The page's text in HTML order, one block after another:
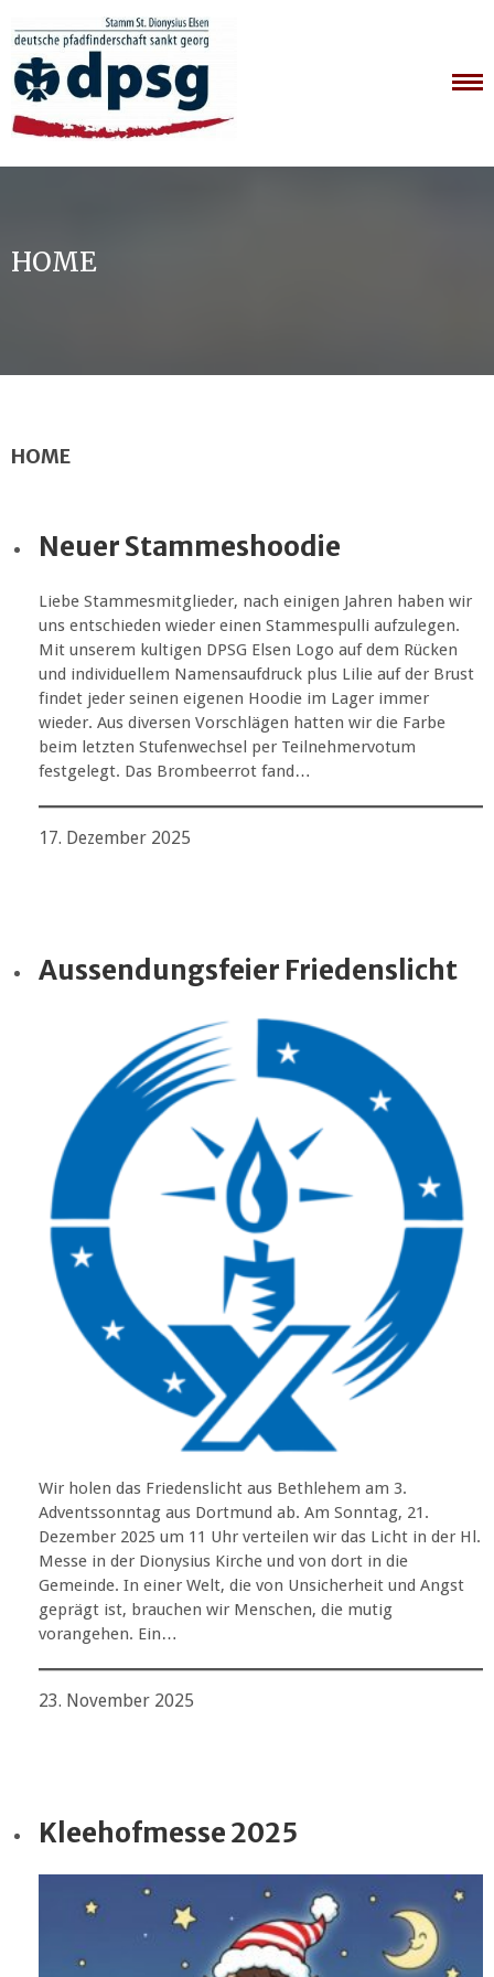
to
content
HOME
HOME
Neuer Stammeshoodie
Liebe Stammesmitglieder, nach einigen Jahren haben wir
uns entschieden wieder einen Stammespulli aufzulegen.
Mit unserem kultigen DPSG Elsen Logo auf dem Rücken
und individuellem Namensaufdruck plus Lilie auf der Brust
findet jeder seinen eigenen Hoodie im Lager immer
wieder. Aus diversen Vorschlägen hatten wir die Farbe
beim letzten Stufenwechsel per Teilnehmervotum
festgelegt. Das Brombeerrot fand…
17. Dezember 2025
Aussendungsfeier Friedenslicht
Wir holen das Friedenslicht aus Bethlehem am 3.
Adventssonntag aus Dortmund ab. Am Sonntag, 21.
Dezember 2025 um 11 Uhr verteilen wir das Licht in der Hl.
Messe in der Dionysius Kirche und von dort in die
Gemeinde. In einer Welt, die von Unsicherheit und Angst
geprägt ist, brauchen wir Menschen, die mutig
vorangehen. Ein…
23. November 2025
Kleehofmesse 2025